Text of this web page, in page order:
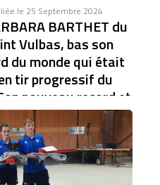
le 25 Septembre 2024
BARTHET du
Vulbas, bas son
du monde qui était
tir progressif du
nouveau record et
à la coupe d'Europe
féminin.
EN TIR PROGRESSIF AVEC
du club de Saint Vulbas,
bas son...